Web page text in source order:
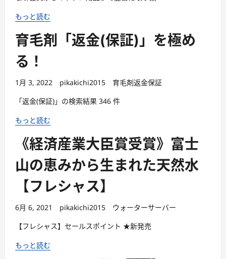
もっと読む
育毛剤「返金(保証)」を極め
る！
1月 3, 2022 pikakichi2015
育毛剤返金保証
「返金(保証)」の検索結果 346 件
もっと読む
《経済産業大臣賞受賞》富士
山の恵みから生まれた天然水
【フレシャス】
6月 6, 2021 pikakichi2015
ウォーターサーバー
【フレシャス】セールスポイント ★新発売
もっと読む